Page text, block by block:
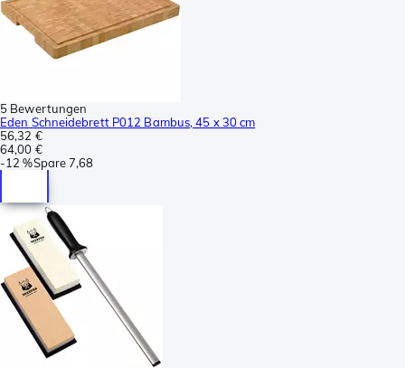
5 Bewertungen
Eden Schneidebrett P012 Bambus, 45 x 30 cm
56,32 €
64,00 €
-12 %Spare7,68